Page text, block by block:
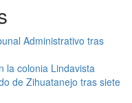
Administrativo tras
la colonia Lindavista
de Zihuatanejo tras siete